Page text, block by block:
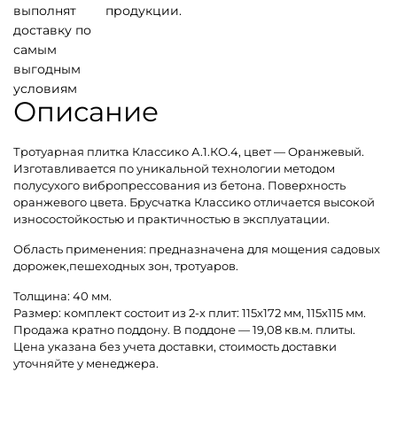
выполнят
доставку по
самым
выгодным
условиям
продукции.
Описание
Тротуарная плитка Классико А.1.КО.4, цвет — Оранжевый.
Изготавливается по уникальной технологии методом
полусухого вибропрессования из бетона. Поверхность
оранжевого цвета. Брусчатка Классико отличается высокой
износостойкостью и практичностью в эксплуатации.
Область применения: предназначена для мощения садовых
дорожек,пешеходных зон, тротуаров.
Толщина: 40 мм.
Размер: комплект состоит из 2-х плит: 115х172 мм, 115х115 мм.
Продажа кратно поддону. В поддоне — 19,08 кв.м. плиты.
Цена указана без учета доставки, стоимость доставки
уточняйте у менеджера.